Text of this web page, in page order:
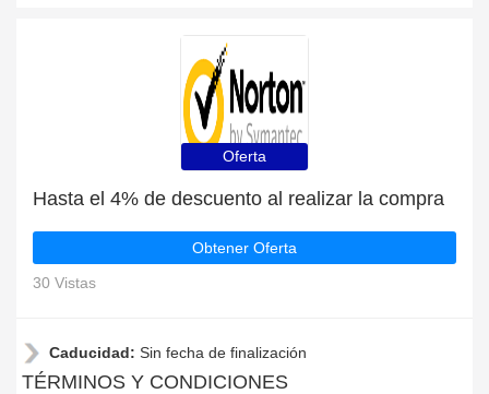
Oferta
Hasta el 4% de descuento al realizar la compra
Obtener Oferta
30 Vistas
Caducidad: Sin fecha de finalización
TÉRMINOS Y CONDICIONES